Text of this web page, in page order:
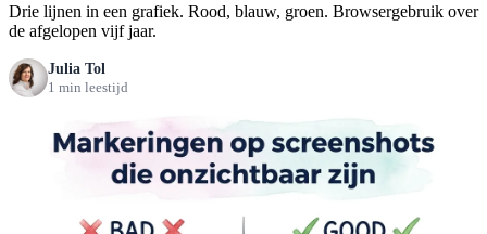
Drie lijnen in een grafiek. Rood, blauw, groen. Browsergebruik over
de afgelopen vijf jaar.
Julia Tol
1 min leestijd